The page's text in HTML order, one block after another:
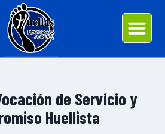
de Servicio y
Huellista